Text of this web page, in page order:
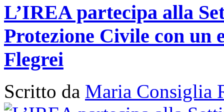
L’IREA partecipa alla
Protezione Civile con un
Flegrei
Scritto da Maria Consiglia